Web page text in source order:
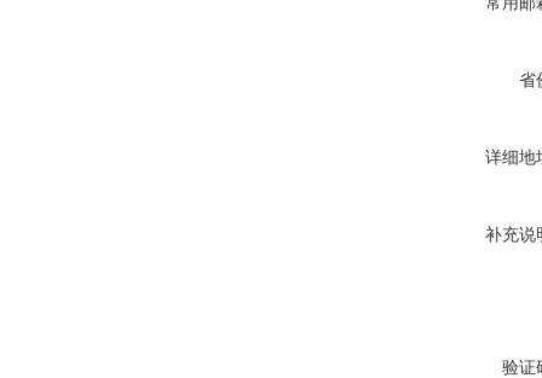
省
详细地
补充说
验证